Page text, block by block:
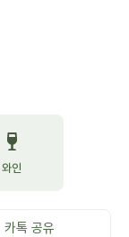
와인
카톡 공유